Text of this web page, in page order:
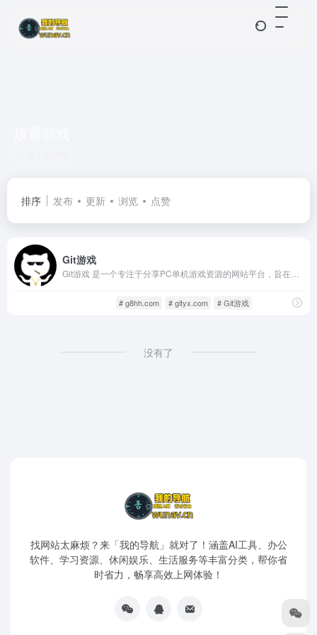
排序 发布 更新 浏览 点赞
Git游戏
# g8hh.com # gityx.com # Git游戏
没有了
找网站太麻烦？来「我的导航」就对了！涵盖AI工具、办公
软件、学习资源、休闲娱乐、生活服务等丰富分类，帮你省
时省力，畅享高效上网体验！